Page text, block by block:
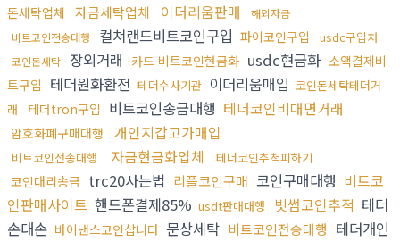
돈세탁업체
자금세탁업체 이더리움판매
해외자금
비트코인전송대행
컬쳐랜드비트코인구입 파이코인구입 usdc구입처
코인돈세탁 장외거래 카드 비트코인현금화 usdc현금화 소액결제비
트구입 테더원화환전 테더수사기관 이더리움매입 코인돈세탁테더거
래
테더tron구입 비트코인송금대행 테더코인비대면거래
암호화폐구매대행 개인지갑고가매입
비트코인전송대행 자금현금화업체 테더코인추척피하기
코인대리송금 trc20사는법 리플코인구매 코인구매대행 비트코
인판매사이트 핸드폰결제85% usdt판매대행 빗썸코인추적 테더
손대손 바이낸스코인삽니다 문상세탁 비트코인전송대행 테더개인